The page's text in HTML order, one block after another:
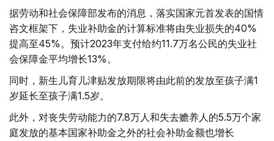
据劳动和社会保障部发布的消息，落实国家元首发表的国情
咨文框架下，失业补助金的计算标准将由失业损失的40%
提高至45%。预计2023年支付给约11.7万名公民的失业社
会保障金平均增长13%。
同时，新生儿育儿津贴发放期限将由此前的发放至孩子满1
岁延长至孩子满1.5岁。
此外，对丧失劳动能力的7.8万人和失去赡养人的5.5万个家
庭发放的基本国家补助金之外的社会补助金额也增长